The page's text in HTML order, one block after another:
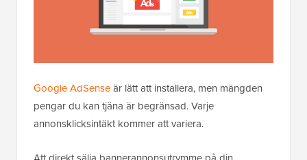
Google AdSenseär lätt att installera, men mängden
pengar du kan tjäna är begränsad. Varje
annonsklicksintäkt kommer att variera.